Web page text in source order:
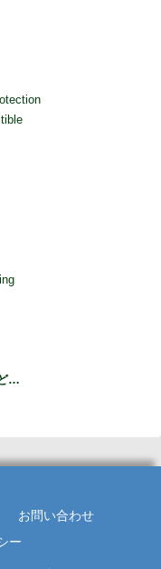
…
お問い合わせ
ー